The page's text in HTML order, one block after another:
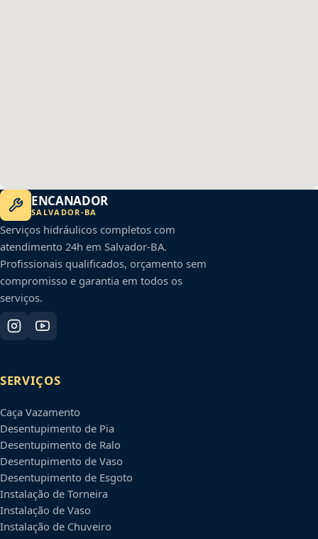
ENCANADOR
SALVADOR-BA
Serviços hidráulicos completos com
atendimento 24h em Salvador-BA.
Profissionais qualificados, orçamento sem
compromisso e garantia em todos os
serviços.
SERVIÇOS
Caça Vazamento
Desentupimento de Pia
Desentupimento de Ralo
Desentupimento de Vaso
Desentupimento de Esgoto
Instalação de Torneira
Instalação de Vaso
Instalação de Chuveiro